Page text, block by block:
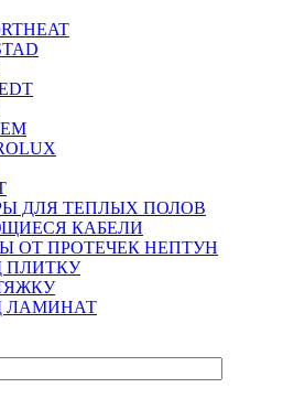
ДЛЯ ТЕПЛЫХ ПОЛОВ
КАБЕЛИ
ОТ ПРОТЕЧЕК НЕПТУН
ПЛИТКУ
ЛАМИНАТ